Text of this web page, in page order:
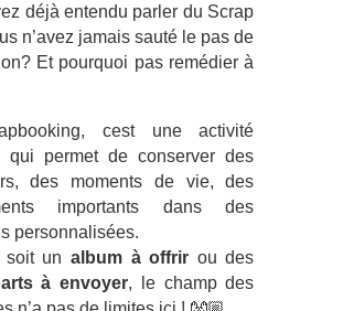
déjà entendu parler du Scrap
n’avez jamais sauté le pas de
Et pourquoi pas remédier à
cest une activité
qui permet de conserver des
des moments de vie, des
importants dans des
personnalisées.
soit un album à offrir ou des
à envoyer, le champ des